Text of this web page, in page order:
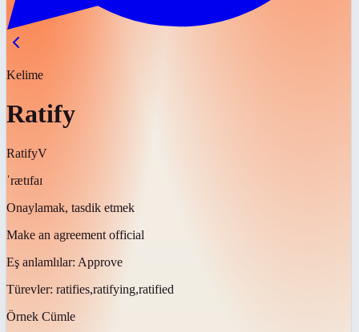
Kelime
Ratify
RatifyV
ˈrætɪfaɪ
Onaylamak, tasdik etmek
Make an agreement official
Eş anlamlılar: Approve
Türevler: ratifies,ratifying,ratified
Örnek Cümle